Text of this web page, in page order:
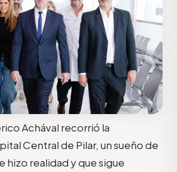
Achával recorrió la
Central de Pilar, un sueño de
hizo realidad y que sigue